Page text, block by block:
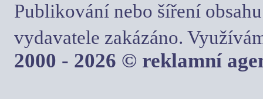
Publikování nebo šíření
vydavatele zakázáno.
2000 - 2026 © reklamní